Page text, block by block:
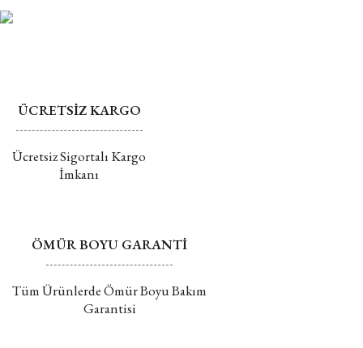
ÜCRETSİZ KARGO
Ücretsiz Sigortalı Kargo
İmkanı
ÖMÜR BOYU GARANTİ
Tüm Ürünlerde Ömür Boyu Bakım
Garantisi